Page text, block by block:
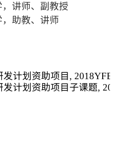
，讲师、副教授
，助教、讲师
计划资助项目,
计划资助项目子课题,